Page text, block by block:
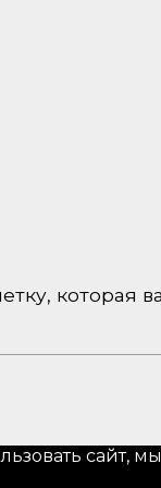
которая
сайт, мы